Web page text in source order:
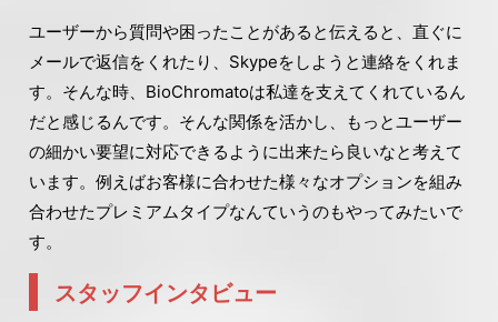
ユーザーから質問や困ったことがあると伝えると、直ぐに
メールで返信をくれたり、Skypeをしようと連絡をくれま
す。そんな時、BioChromatoは私達を支えてくれているん
だと感じるんです。そんな関係を活かし、もっとユーザー
の細かい要望に対応できるように出来たら良いなと考えて
います。例えばお客様に合わせた様々なオプションを組み
合わせたプレミアムタイプなんていうのもやってみたいで
す。
スタッフインタビュー